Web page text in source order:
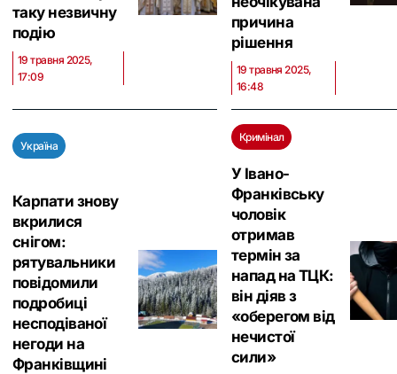
таку незвичну
подію
19 травня 2025,
17:09
причина
рішення
19 травня 2025,
16:48
Україна
Карпати знову
вкрилися
снігом:
рятувальники
повідомили
подробиці
несподіваної
негоди на
Франківщині
Кримінал
У Івано-
Франківську
чоловік
отримав
термін за
напад на ТЦК:
він діяв з
«оберегом від
нечистої
сили»